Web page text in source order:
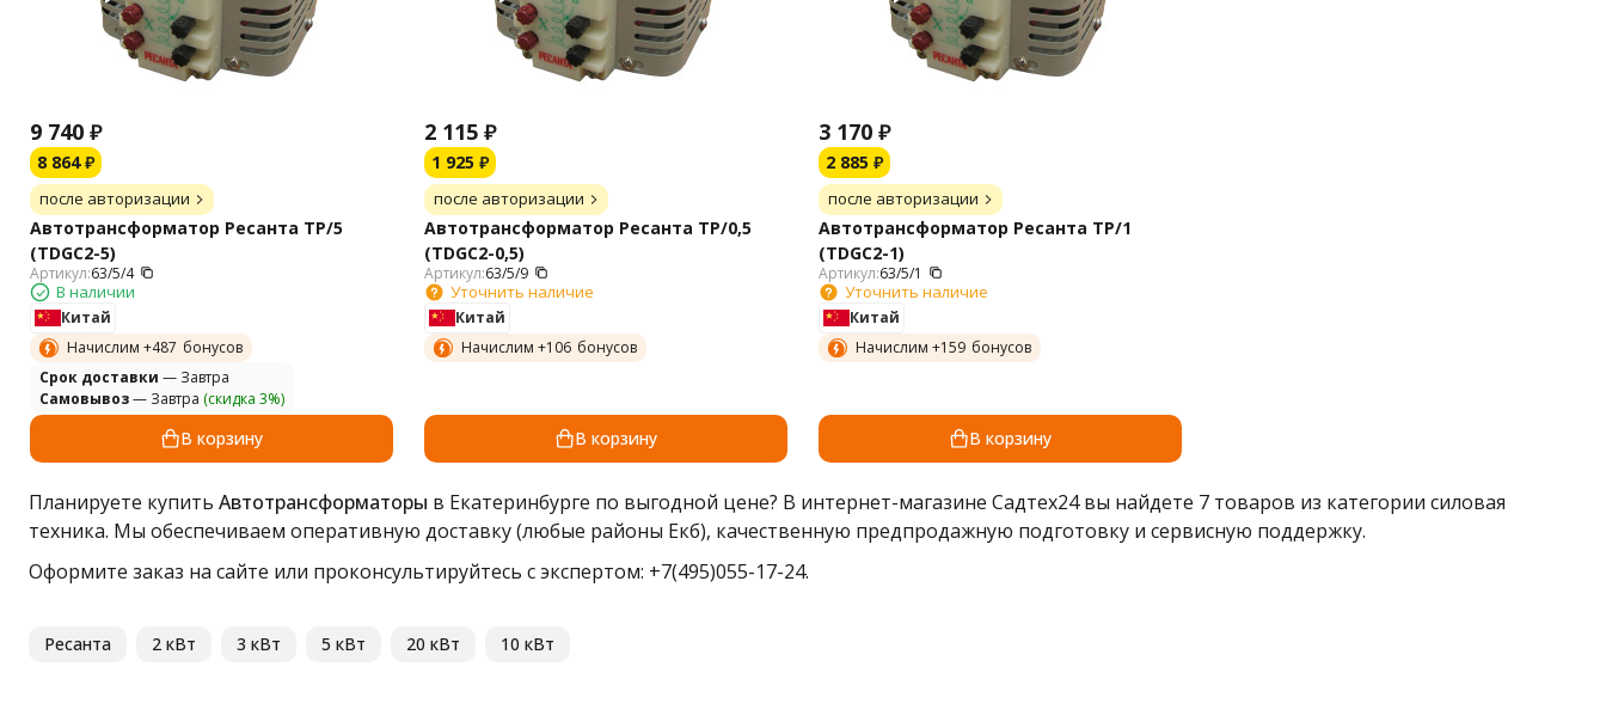
9 740 ₽
8 864 ₽
после авторизации
Автотрансформатор Ресанта ТР/5
(TDGC2-5)
Артикул:63/5/4
В наличии
Китай
Начислим +487 бонусов
Cрок доставки — Завтра
Самовывоз— Завтра (скидка 3%)
В корзину
2 115 ₽
1 925 ₽
после авторизации
Автотрансформатор Ресанта ТР/0,5
(TDGC2-0,5)
Артикул:63/5/9
Уточнить наличие
Китай
Начислим +106 бонусов
В корзину
3 170 ₽
2 885 ₽
после авторизации
Автотрансформатор Ресанта ТР/1
(TDGC2-1)
Артикул:63/5/1
Уточнить наличие
Китай
Начислим +159 бонусов
В корзину
Планируете купить Автотрансформаторы в Екатеринбурге по выгодной цене? В интернет-магазине Садтех24 вы найдете 7 товаров из категории силовая
техника. Мы обеспечиваем оперативную доставку (любые районы Екб), качественную предпродажную подготовку и сервисную поддержку.
Оформите заказ на сайте или проконсультируйтесь с экспертом: +7(495)055-17-24.
Ресанта 2 кВт 3 кВт 5 кВт 20 кВт 10 кВт